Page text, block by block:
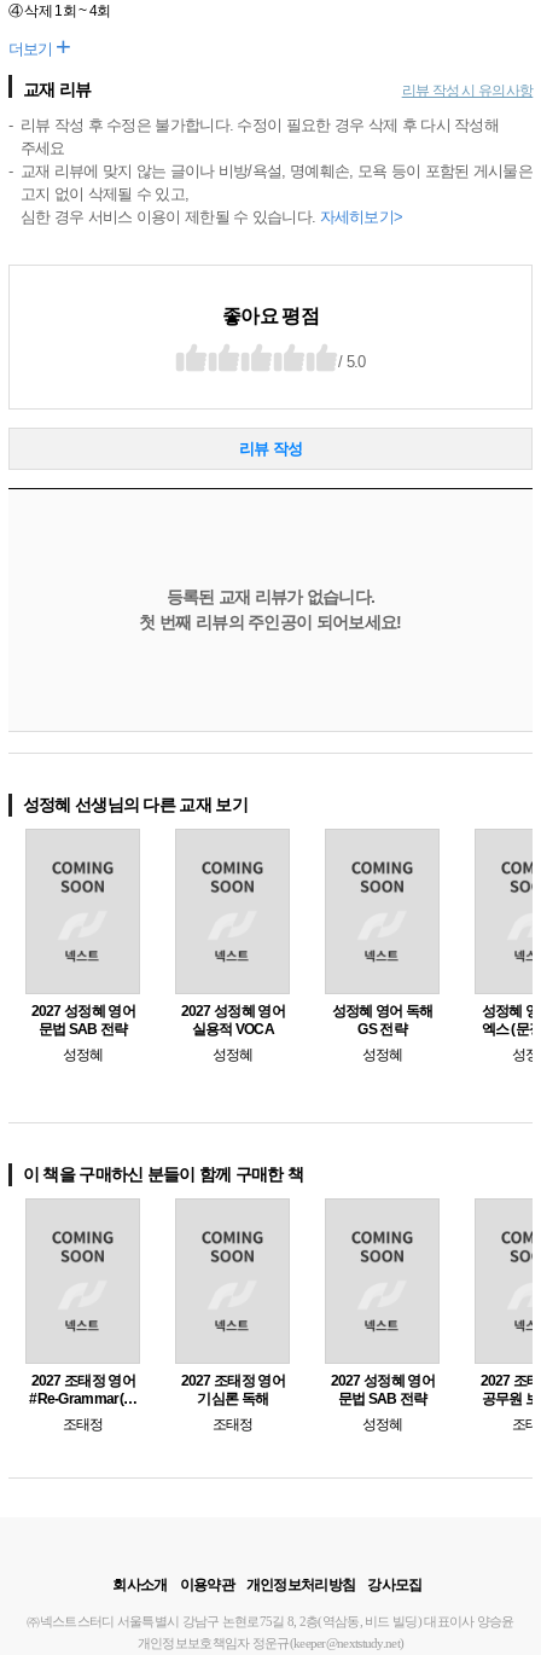
④ 삭제 1회 ~ 4회
더보기 +
교재 리뷰 리뷰 작성 시 유의사항
리뷰 작성 후 수정은 불가합니다. 수정이 필요한 경우 삭제 후 다시 작성해
주세요
교재 리뷰에 맞지 않는 글이나 비방/욕설, 명예훼손, 모욕 등이 포함된 게시물은
고지 없이 삭제될 수 있고,
심한 경우 서비스 이용이 제한될 수 있습니다. 자세히보기>
좋아요 평점
/ 5.0
리뷰 작성
등록된 교재 리뷰가 없습니다.
첫 번째 리뷰의 주인공이 되어보세요!
성정혜 선생님의 다른 교재 보기
2027 성정혜 영어
문법 SAB 전략
성정혜
2027 성정혜 영어
실용적 VOCA
성정혜
성정혜 영어 독해
GS 전략
성정혜
성정혜
엑스 (문
공
성
이 책을 구매하신 분들이 함께 구매한 책
2027 조태정 영어
#Re-Grammar(리
그래머) 합격문법
125
조태정
2027 조태정 영어
기심론 독해
조태정
2027 성정혜 영어
문법 SAB 전략
성정혜
2027 조
공무원
조
회사소개 이용약관 개인정보처리방침 강사모집
㈜넥스트스터디 서울특별시 강남구 논현로75길 8, 2층(역삼동, 비드 빌딩)대표이사 양승윤
개인정보보호책임자 정운규(keeper@nextstudy.net)